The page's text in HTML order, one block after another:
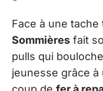
Face à une tache
Sommières fait
pulls qui
jeunesse grâce à